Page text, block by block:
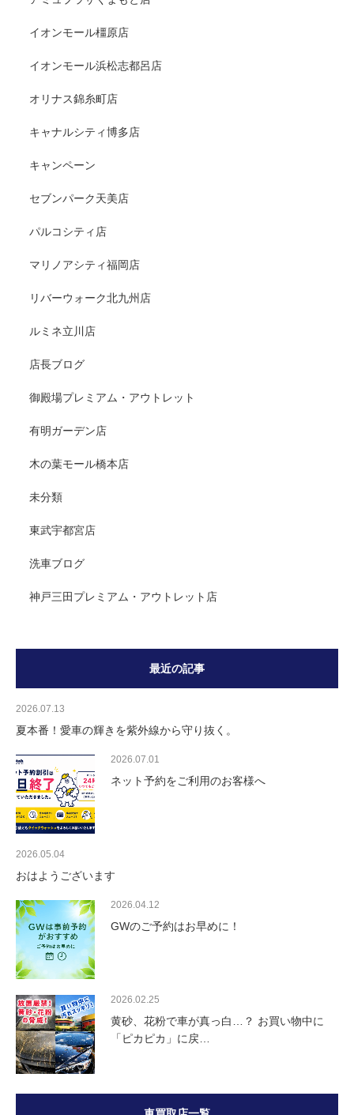
イオンモール橿原店
イオンモール浜松志都呂店
オリナス錦糸町店
キャナルシティ博多店
キャンペーン
セブンパーク天美店
パルコシティ店
マリノアシティ福岡店
リバーウォーク北九州店
ルミネ立川店
店長ブログ
御殿場プレミアム・アウトレット
有明ガーデン店
木の葉モール橋本店
未分類
東武宇都宮店
洗車ブログ
神戸三田プレミアム・アウトレット店
最近の記事
2026.07.13
夏本番！愛車の輝きを紫外線から守り抜く。
2026.07.01
ネット予約をご利用のお客様へ
2026.05.04
おはようございます
2026.04.12
GWのご予約はお早めに！
2026.02.25
黄砂、花粉で車が真っ白…？ お買い物中に
「ピカピカ」に戻…